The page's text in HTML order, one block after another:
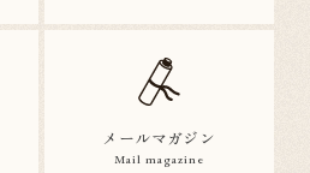
メールマガジン
Mail magazine